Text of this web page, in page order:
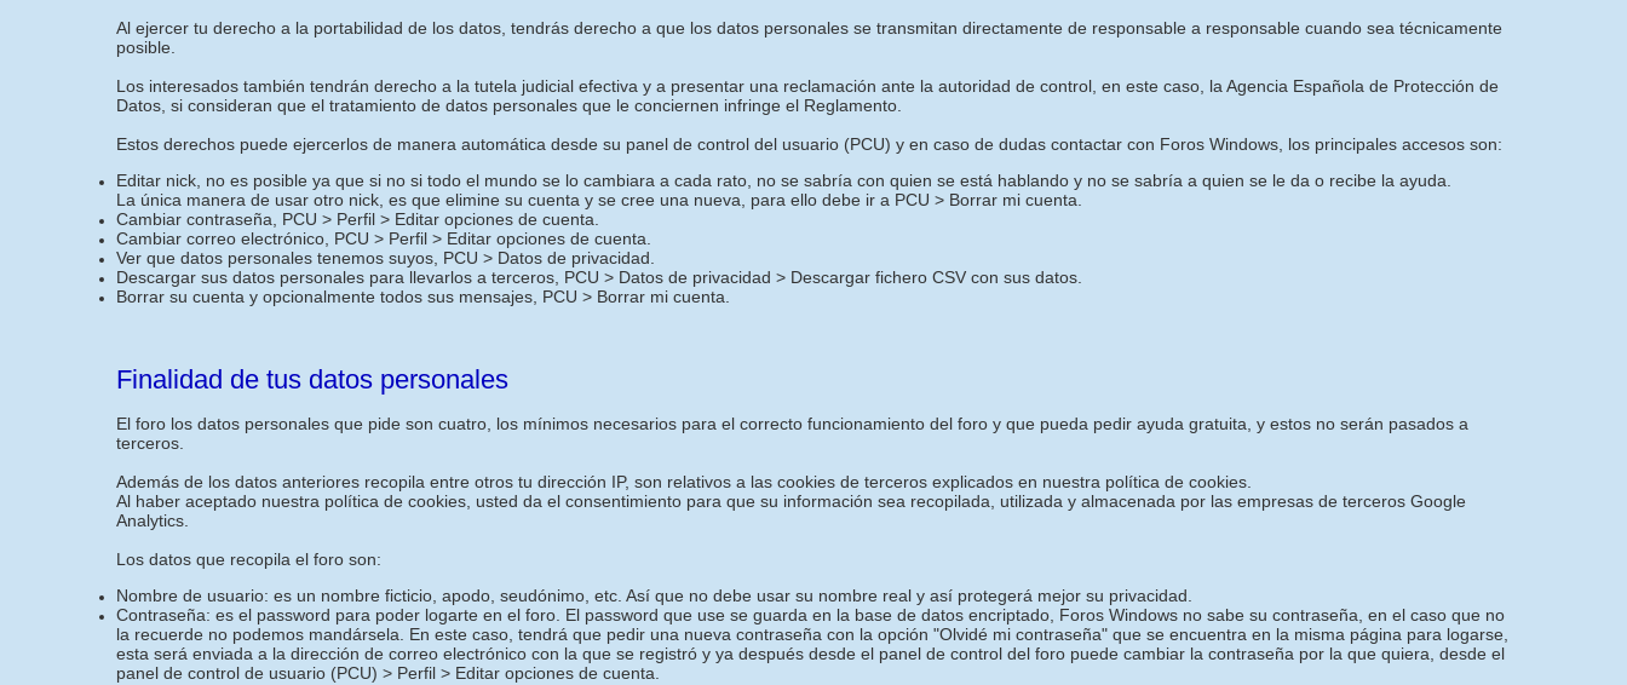
Al ejercer tu derecho a la portabilidad de los datos, tendrás derecho a que los datos personales se transmitan directamente de responsable a responsable cuando sea técnicamente
posible.
Los interesados también tendrán derecho a la tutela judicial efectiva y a presentar una reclamación ante la autoridad de control, en este caso, la Agencia Española de Protección de
Datos, si consideran que el tratamiento de datos personales que le conciernen infringe el Reglamento.
Estos derechos puede ejercerlos de manera automática desde su panel de control del usuario (PCU) y en caso de dudas contactar con Foros Windows, los principales accesos son:
Editar nick, no es posible ya que si no si todo el mundo se lo cambiara a cada rato, no se sabría con quien se está hablando y no se sabría a quien se le da o recibe la ayuda.
La única manera de usar otro nick, es que elimine su cuenta y se cree una nueva, para ello debe ir a PCU > Borrar mi cuenta.
Cambiar contraseña, PCU > Perfil > Editar opciones de cuenta.
Cambiar correo electrónico, PCU > Perfil > Editar opciones de cuenta.
Ver que datos personales tenemos suyos, PCU > Datos de privacidad.
Descargar sus datos personales para llevarlos a terceros, PCU > Datos de privacidad > Descargar fichero CSV con sus datos.
Borrar su cuenta y opcionalmente todos sus mensajes, PCU > Borrar mi cuenta.
Finalidad de tus datos personales
El foro los datos personales que pide son cuatro, los mínimos necesarios para el correcto funcionamiento del foro y que pueda pedir ayuda gratuita, y estos no serán pasados a
terceros.
Además de los datos anteriores recopila entre otros tu dirección IP, son relativos a las cookies de terceros explicados en nuestra política de cookies.
Al haber aceptado nuestra política de cookies, usted da el consentimiento para que su información sea recopilada, utilizada y almacenada por las empresas de terceros Google
Analytics.
Los datos que recopila el foro son:
Nombre de usuario: es un nombre ficticio, apodo, seudónimo, etc. Así que no debe usar su nombre real y así protegerá mejor su privacidad.
Contraseña: es el password para poder logarte en el foro. El password que use se guarda en la base de datos encriptado, Foros Windows no sabe su contraseña, en el caso que no
la recuerde no podemos mandársela. En este caso, tendrá que pedir una nueva contraseña con la opción "Olvidé mi contraseña" que se encuentra en la misma página para logarse,
esta será enviada a la dirección de correo electrónico con la que se registró y ya después desde el panel de control del foro puede cambiar la contraseña por la que quiera, desde el
panel de control de usuario (PCU) > Perfil > Editar opciones de cuenta.